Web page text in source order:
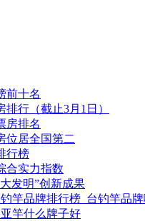
前十名
排行（截止3月1日）
房排名
位居全国第二
行榜
合实力指数
发明”创新成果
竿品牌排行榜_台钓竿品
竿什么牌子好